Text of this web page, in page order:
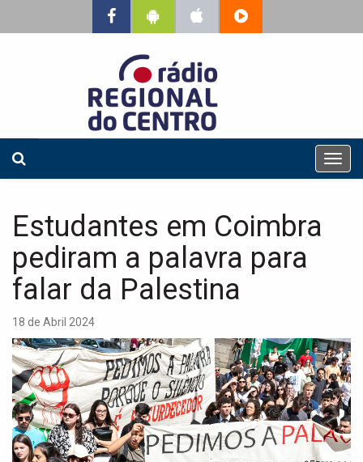
T
o
a
t
i
o
n
Estudantes em Coimbra
pediram a palavra para
falar da Palestina
18 de Abril 2024